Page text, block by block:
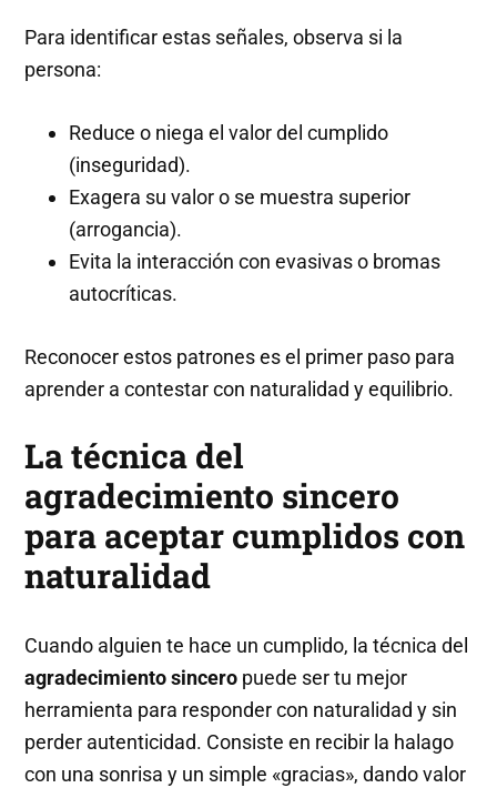
Para identificar estas señales, observa si la
persona:
Reduce o niega el valor del cumplido
(inseguridad).
Exagera su valor o se muestra superior
(arrogancia).
Evita la interacción con evasivas o bromas
autocríticas.
Reconocer estos patrones es el primer paso para
aprender a contestar con naturalidad y equilibrio.
La técnica del
agradecimiento sincero
para aceptar cumplidos con
naturalidad
Cuando alguien te hace un cumplido, la técnica del
agradecimiento sincero puede ser tu mejor
herramienta para responder con naturalidad y sin
perder autenticidad. Consiste en recibir la halago
con una sonrisa y un simple «gracias», dando valor